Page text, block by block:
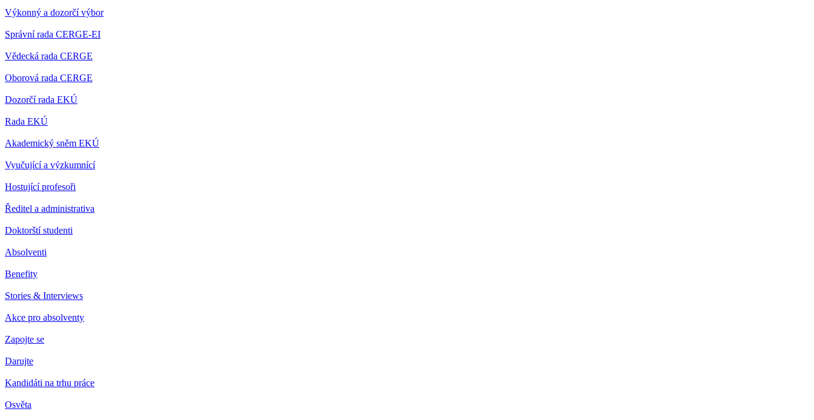
Výkonný a dozorčí výbor
Správní rada CERGE-EI
Vědecká rada CERGE
Oborová rada CERGE
Dozorčí rada EKÚ
Rada EKÚ
Akademický sněm EKÚ
Vyučující a výzkumnící
Hostující profesoři
Ředitel a administrativa
Doktorští studenti
Absolventi
Benefity
Stories & Interviews
Akce pro absolventy
Zapojte se
Darujte
Kandidáti na trhu práce
Osvěta